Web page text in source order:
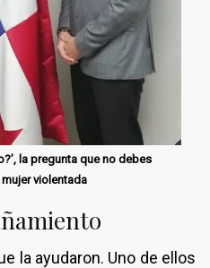
la pregunta que no debes
mujer violentada
la ayudaron. Uno de ellos